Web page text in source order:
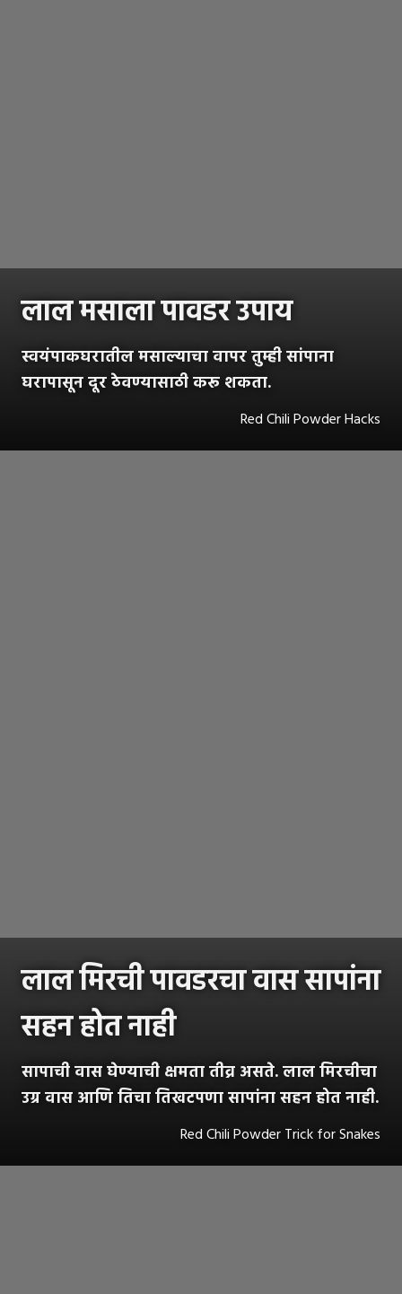
लाल मसाला पावडर उपाय
स्वयंपाकघरातील मसाल्याचा वापर तुम्ही सांपाना
घरापासून दूर ठेवण्यासाठी करू शकता.
Red Chili Powder Hacks
लाल मिरची पावडरचा वास सापांना
सहन होत नाही
सापाची वास घेण्याची क्षमता तीव्र असते. लाल मिरचीचा
उग्र वास आणि तिचा तिखटपणा सापांना सहन होत नाही.
Red Chili Powder Trick for Snakes